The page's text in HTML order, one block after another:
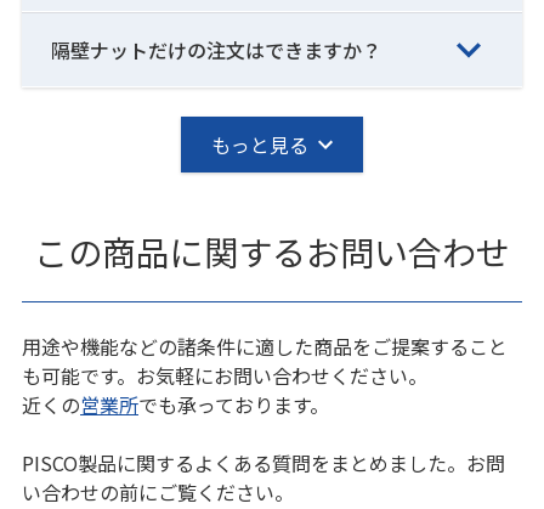
隔壁ナットだけの注文はできますか？
もっと見る
この商品に関するお問い合わせ
用途や機能などの諸条件に適した商品をご提案すること
も可能です。お気軽にお問い合わせください。
近くの営業所でも承っております。
PISCO製品に関するよくある質問をまとめました。お問
い合わせの前にご覧ください。